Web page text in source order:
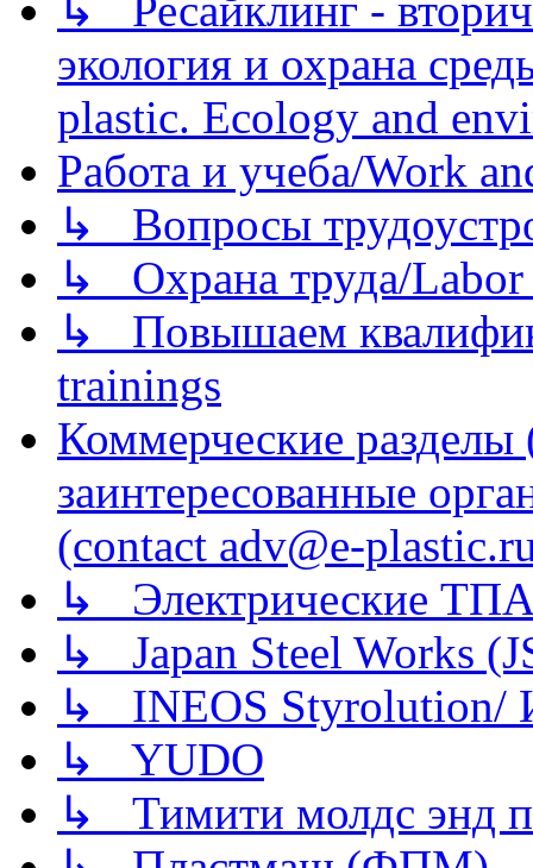
↳ Ресайклинг -
экология и охрана
plastic. Ecology and
Работа и учеба/Work
↳ Вопросы
↳ Охрана труда/Labor
↳ Повышаем
trainings
Коммерческие
заинтересованные
(contact adv@e-
↳ Электрические
↳ Japan Steel Works
↳ INEOS
↳ YUDO
↳ Тимити молдс энд